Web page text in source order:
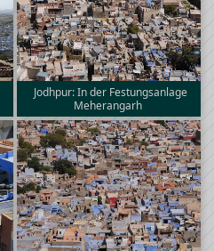
Jodhpur: In der Festungsanlage
Meherangarh